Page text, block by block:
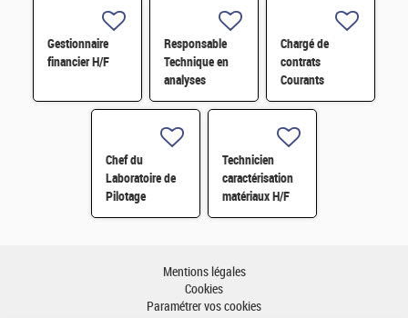
Gestionnaire
financier H/F
Responsable
Technique en
analyses
radiologiques
Chargé de
contrats
Courants
Faibles (CFA)
Chef du
Laboratoire de
Pilotage
Intelligent des
Technicien
caractérisation
matériaux H/F
Mentions légales
Cookies
Paramétrer vos cookies